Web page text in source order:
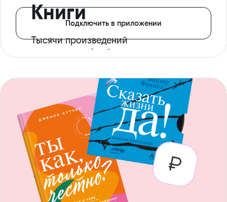
Книги
Тысячи произведений
с доступом офлайн
Подключить в приложении